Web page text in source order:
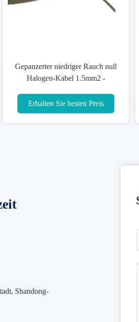
Gepanzerter niedriger Rauch null
Halogen-Kabel 1.5mm2 -
Erhalten Sie besten Preis
Shandong-